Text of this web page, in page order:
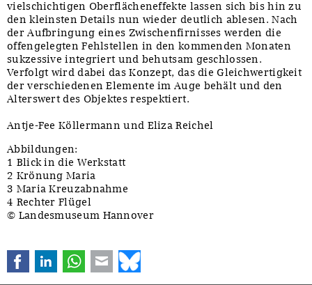
vielschichtigen Oberflächeneffekte lassen sich bis hin zu
den kleinsten Details nun wieder deutlich ablesen. Nach
der Aufbringung eines Zwischenfirnisses werden die
offengelegten Fehlstellen in den kommenden Monaten
sukzessive integriert und behutsam geschlossen.
Verfolgt wird dabei das Konzept, das die Gleichwertigkeit
der verschiedenen Elemente im Auge behält und den
Alterswert des Objektes respektiert.
Antje-Fee Köllermann und Eliza Reichel
Abbildungen:
1 Blick in die Werkstatt
2 Krönung Maria
3 Maria Kreuzabnahme
4 Rechter Flügel
© Landesmuseum Hannover
FacebookLinkedInWhatsApp
E-mail